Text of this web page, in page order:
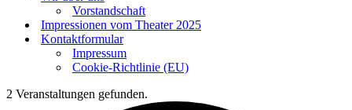
Vorstandschaft
Impressionen vom Theater 2025
Kontaktformular
Impressum
Cookie-Richtlinie (EU)
2 Veranstaltungen gefunden.